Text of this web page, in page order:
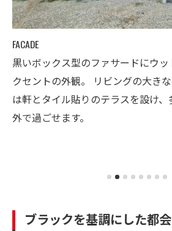
FACADE
黒いボックス型のファサードにウ
クセントの外観。 リビングの大き
は軒とタイル貼りのテラスを設け
外で過ごせます。
ブラックを基調にした都